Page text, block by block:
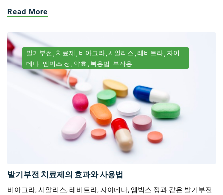
Read More
발기부전 치료제 비아그라 시알리스 레비트라 자이
데나 엠빅스 정 약효 복용법 부작용
발기부전 치료제의 효과와 사용법
비아그라, 시알리스, 레비트라, 자이데나, 엠빅스 정과 같은 발기부전